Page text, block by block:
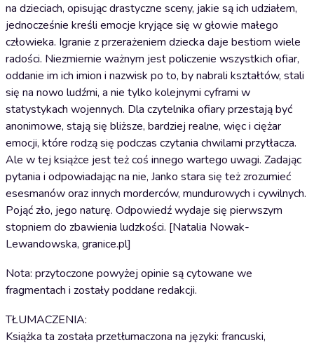
na dzieciach, opisując drastyczne sceny, jakie są ich udziałem,
jednocześnie kreśli emocje kryjące się w głowie małego
człowieka. Igranie z przerażeniem dziecka daje bestiom wiele
radości. Niezmiernie ważnym jest policzenie wszystkich ofiar,
oddanie im ich imion i nazwisk po to, by nabrali kształtów, stali
się na nowo ludźmi, a nie tylko kolejnymi cyframi w
statystykach wojennych. Dla czytelnika ofiary przestają być
anonimowe, stają się bliższe, bardziej realne, więc i ciężar
emocji, które rodzą się podczas czytania chwilami przytłacza.
Ale w tej książce jest też coś innego wartego uwagi. Zadając
pytania i odpowiadając na nie, Janko stara się też zrozumieć
esesmanów oraz innych morderców, mundurowych i cywilnych.
Pojąć zło, jego naturę. Odpowiedź wydaje się pierwszym
stopniem do zbawienia ludzkości. [Natalia Nowak-
Lewandowska, granice.pl]
Nota: przytoczone powyżej opinie są cytowane we
fragmentach i zostały poddane redakcji.
TŁUMACZENIA:
Książka ta została przetłumaczona na języki: francuski,